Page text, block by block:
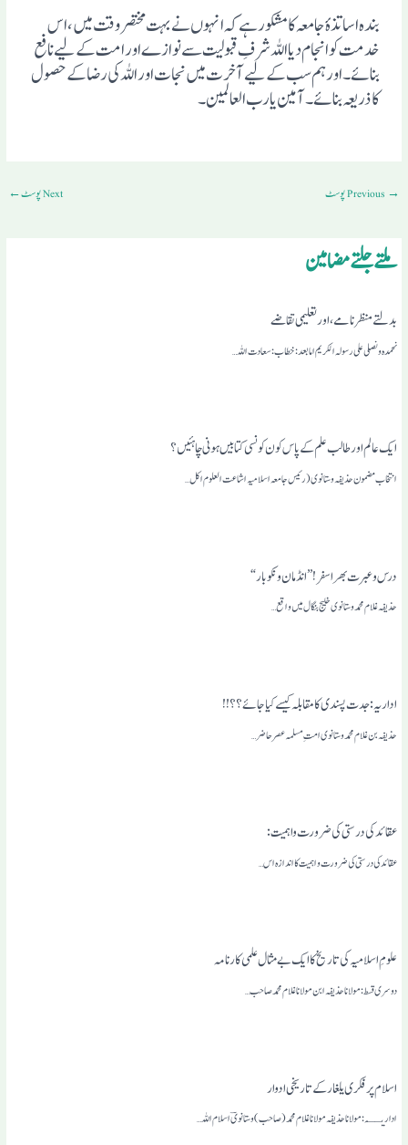
بندہ اساتذہٴ جامعہ کا مشکور ہے کہ انہوں نے بہت مختصر وقت میں، اس
خدمت کو انجام دیا اللہ شرفِ قبولیت سے نوازے اور امت کے لیے نافع
بنائے۔ اور ہم سب کے لیے آخرت میں نجات اور اللہ کی رضا کے حصول
کا ذریعہ بنائے۔ آمین یارب العالمین۔
→ Next پوسٹ ←
ملتے جلتے مضامین
بدلتے منظر نامے، اور تعلیمی تقاضے
نحمدہ ونصلی علی رسولہ الکریم اما بعد: خطاب: سعادت اللہ…
ایک عالم اور طالب علم کے پاس کون کونسی کتابیں ہونی چاہئیں؟
انتخاب مضمون حذیفہ وستانوی (رئیس جامعہ اسلامیہ اشاعت العلوم اکل…
درس و عبرت بھرا سفر !” انڈمان و نکوبار “
حذیفہ غلام محمد وستانوی خلیج بنگال میں واقع…
اداریہ:جدت پسندی کا مقابلہ کیسے کیا جائے؟؟!!
حذیفہ بن غلام محمد وستانوی امت ِمسلمہ عصر حاضر…
عقائد کی درستی کی ضرورت واہمیت:
عقائد کی درستی کی ضرورت واہمیت کا اندازہ اس…
علومِ اسلامیہ کی تاریخ کا ایک بے مثال علمی کارنامہ
دوسری قسط : مولانا حذیفہ ابن مولانا غلام محمد صاحب…
اسلام پر فکری یلغار کے تاریخی ادوار
اداریــہ: مولانا حذیفہ مولانا غلام محمد( صاحب)وستانویؔ اسلام اللہ…